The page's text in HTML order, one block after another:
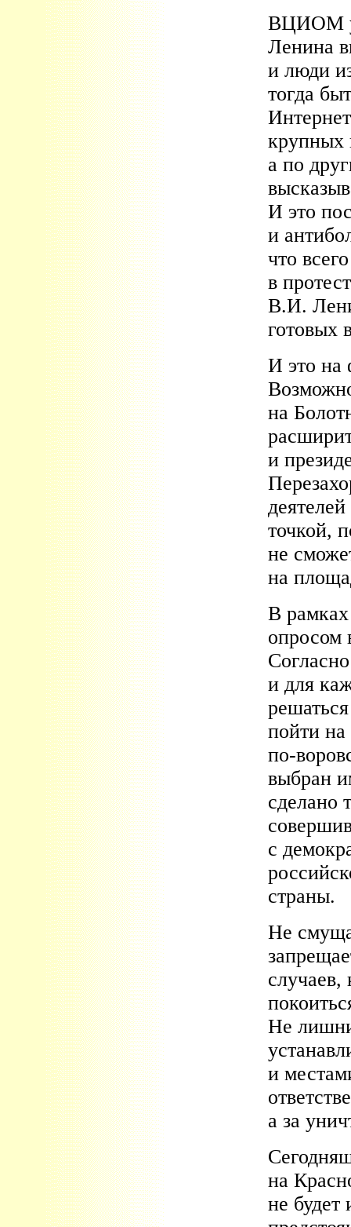
ВЦИОМ
Ленина
и люди
тогда
крупных
а по
И это
и
что
в
В.И.
готовых
И это на
на
и
точкой,
не
на
В
опросом
и для
пойти
по-
выбран
сделано
с
страны.
Не
случаев,
Не
и
а за
на
не будет